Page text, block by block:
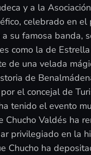
y a la
celebrado en
su famosa banda,
como la de
de una velada
de
el concejal de
tenido el evento
Chucho Valdés ha
privilegiado en la
Chucho ha